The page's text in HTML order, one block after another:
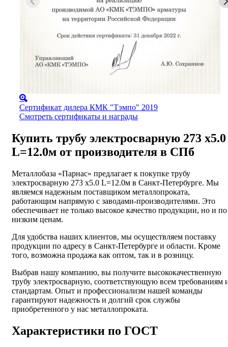
Сертификат дилера КМК "Тэмпо" 2019
Смотреть сертификаты и награды
Купить трубу электросварную 273 х5.0
L=12.0м от производителя в СПб
Металлобаза «Парнас» предлагает к покупке трубу
электросварную 273 х5.0 L=12.0м в Санкт-Петербурге. Мы
являемся надежным поставщиком металлопроката,
работающим напрямую с заводами-производителями. Это
обеспечивает не только высокое качество продукции, но и по
низким ценам.
Для удобства наших клиентов, мы осуществляем поставку
продукции по адресу в Санкт-Петербурге и области. Кроме
того, возможна продажа как оптом, так и в розницу.
Выбрав нашу компанию, вы получите высококачественную
трубу электросварную, соответствующую всем требованиям
стандартам. Опыт и профессионализм нашей команды
гарантируют надежность и долгий срок службы
приобретенного у нас металлопроката.
Характеристики по ГОСТ